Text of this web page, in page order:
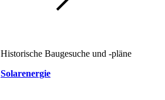
Historische Baugesuche und -pläne
Solarenergie